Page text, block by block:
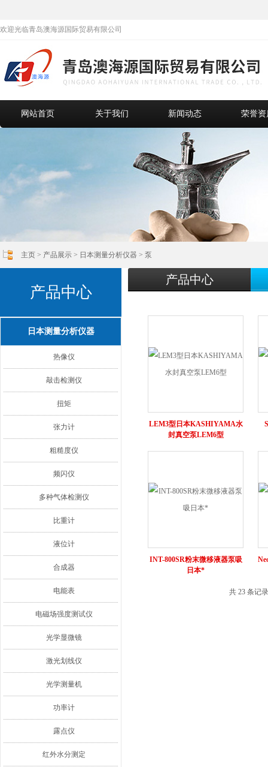
欢迎光临青岛澳海源国际贸易有限公司
网站首页 关于我们 新闻动态 荣誉资
主页 > 产品展示 > 日本测量分析仪器 > 泵
产品中心
日本测量分析仪器
热像仪
敲击检测仪
扭矩
张力计
粗糙度仪
频闪仪
多种气体检测仪
比重计
液位计
合成器
电能表
电磁场强度测试仪
光学显微镜
激光划线仪
光学测量机
功率计
露点仪
红外水分测定
产品中心
LEM3型日本KASHIYAMA水
封真空泵LEM6型
INT-800SR粉末微移液器泵吸
日本*
共 23 条记